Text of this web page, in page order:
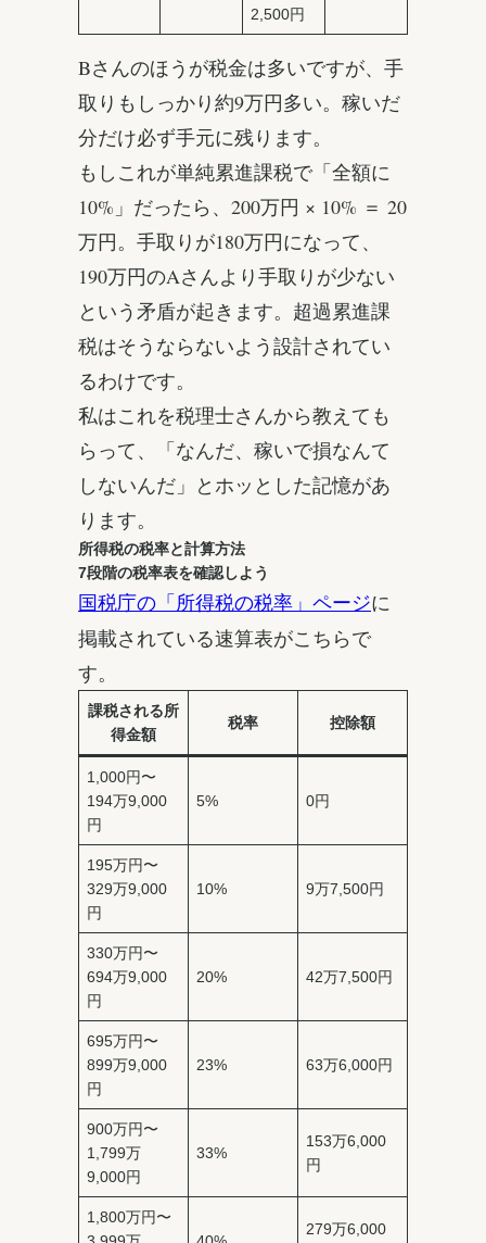
2,500円
Bさんのほうが税金は多いですが、手
取りもしっかり約9万円多い。稼いだ
分だけ必ず手元に残ります。
もしこれが単純累進課税で「全額に
10%」だったら、200万円 × 10% ＝ 20
万円。手取りが180万円になって、
190万円のAさんより手取りが少ない
という矛盾が起きます。超過累進課
税はそうならないよう設計されてい
るわけです。
私はこれを税理士さんから教えても
らって、「なんだ、稼いで損なんて
しないんだ」とホッとした記憶があ
ります。
所得税の税率と計算方法
7段階の税率表を確認しよう
国税庁の「所得税の税率」ページに
掲載されている速算表がこちらで
す。
課税される所
得金額
税率 控除額
1,000円〜
194万9,000
円
5% 0円
195万円〜
329万9,000
円
10% 9万7,500円
330万円〜
694万9,000
円
20% 42万7,500円
695万円〜
899万9,000
円
23% 63万6,000円
900万円〜
1,799万
9,000円
33%
153万6,000
円
1,800万円〜
279万6,000